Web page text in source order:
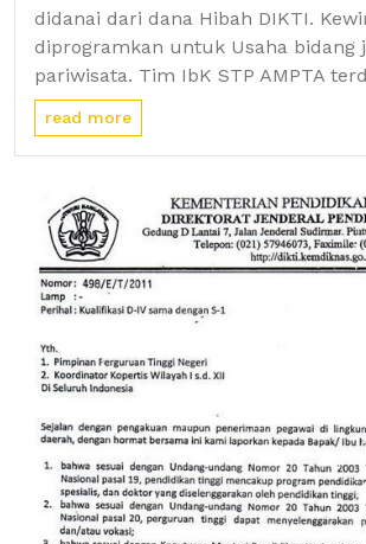
didanai dari dana Hibah DIKTI.
diprogramkan untuk Usaha bidang
pariwisata. Tim IbK STP AMPTA
read more